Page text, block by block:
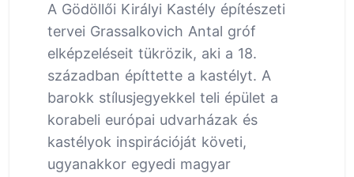
A Gödöllői Királyi Kastély építészeti
tervei Grassalkovich Antal gróf
elképzeléseit tükrözik, aki a 18.
században építtette a kastélyt. A
barokk stílusjegyekkel teli épület a
korabeli európai udvarházak és
kastélyok inspirációját követi,
ugyanakkor egyedi magyar